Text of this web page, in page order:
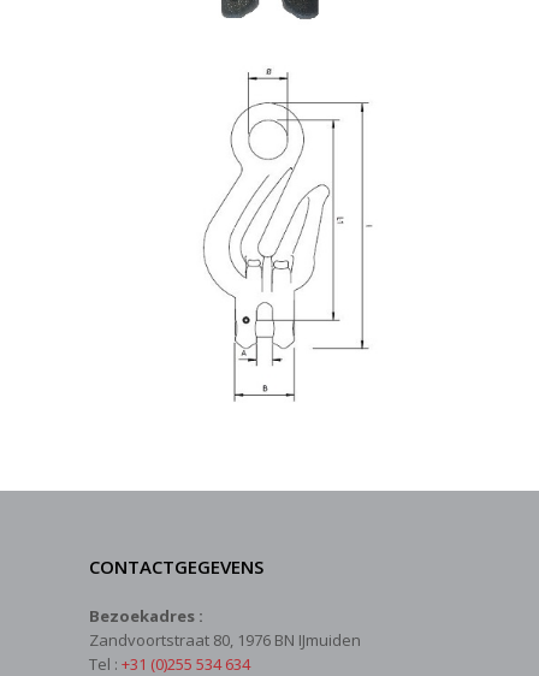
CONTACTGEGEVENS
Bezoekadres :
Zandvoortstraat 80, 1976 BN IJmuiden
Tel : +31 (0)255 534 634